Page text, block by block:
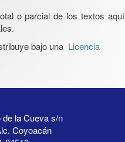
o parcial de los textos aquí
bajo una Licencia
la Cueva s/n
Coyoacán